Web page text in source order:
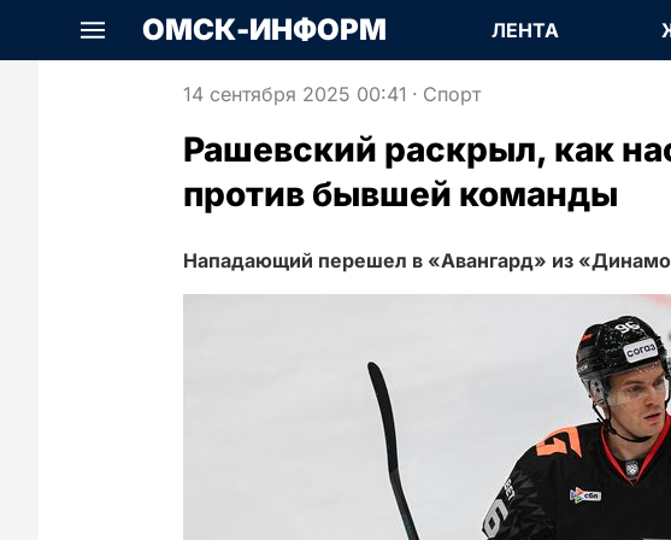
ОМСК-ИНФОРМ ЛЕНТА
14 сентября 2025 00:41 · Спорт
Рашевский раскрыл, как
против бывшей команды
Нападающий перешел в «Авангард» из